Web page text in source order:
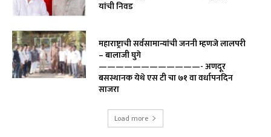
यांची निवड
महाराष्ट्राची सर्वसामान्यांची जननी म्हणजे लालपरी
– बालाजी घुगे
————————————- अणदूर
बसस्थानक येथे एस टी चा ७१ वा वर्धापनदिन
साजरा
Load more